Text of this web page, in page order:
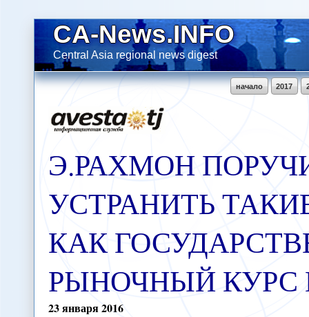
CA-News.INFO
Central Asia regional news digest
2017
начало
Э.РАХМОН
УСТРАНИТЬ
КАК
РЫНОЧНЫЙ
23января2016